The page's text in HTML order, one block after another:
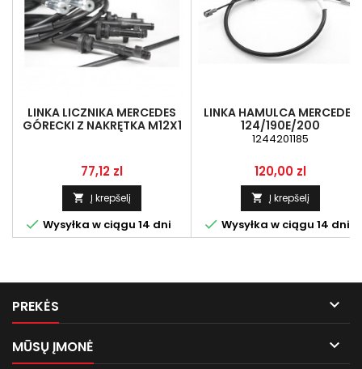
LINKA LICZNIKA MERCEDES
GÓRECKI Z NAKRĘTKA M12X1
Kaina
77,12 zl
 Į krepšelį
 Wysyłka w ciągu 14 dni
LINKA HAMULCA MERCEDES
124/190E/200
1244201185
Kaina
120,00 zl
 Į krepšelį
 Wysyłka w ciągu 14 dni
PREKĖS 
MŪSŲ ĮMONĖ 